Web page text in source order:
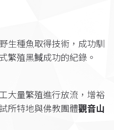
生種魚取得技術，成功馴
繁殖黑䱛成功的紀錄。
大量繁殖進行放流，增裕
所特地與佛教團體觀音山